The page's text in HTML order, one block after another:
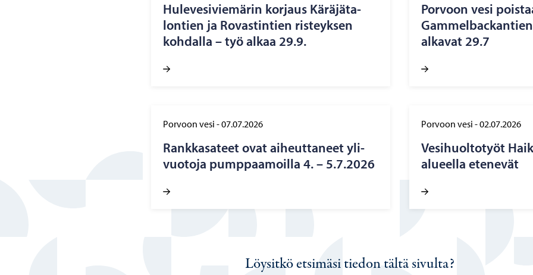
Hu­le­ve­si­vie­mä­rin kor­jaus Kä­rä­jä­ta­
lon­tien ja Ro­vas­tin­tien ris­teyk­sen
koh­dal­la – työ alkaa 29.9.
Por­voon vesi
al­ka­vat 29.7
Porvoon vesi -07.07.2026
Rank­ka­sa­teet ovat ai­heut­ta­neet yli­
vuo­to­ja pump­paa­moil­la 4. – 5.7.2026
Porvoon vesi -02.07.2026
Ve­si­huol­to­työt
alueella ete­ne­vät
Löysitkö etsimäsi tiedon tältä sivulta?